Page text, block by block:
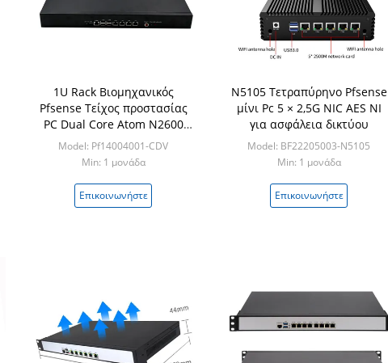
1U Rack Βιομηχανικός
Pfsense Τείχος προστασίας
PC Dual Core Atom N2600
N2800 4 LAN
Model: Pf14004001-CDV
Min: 1 μονάδα
Επικοινωνήστε
N5105 Τετραπύρηνο Pfsense
μίνι Pc 5 × 2,5G NIC AES NI
για ασφάλεια δικτύου
Model: BF22205003-N5105
Min: 1 μονάδα
Επικοινωνήστε